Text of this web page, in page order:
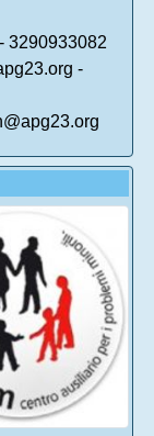
3290933082
-